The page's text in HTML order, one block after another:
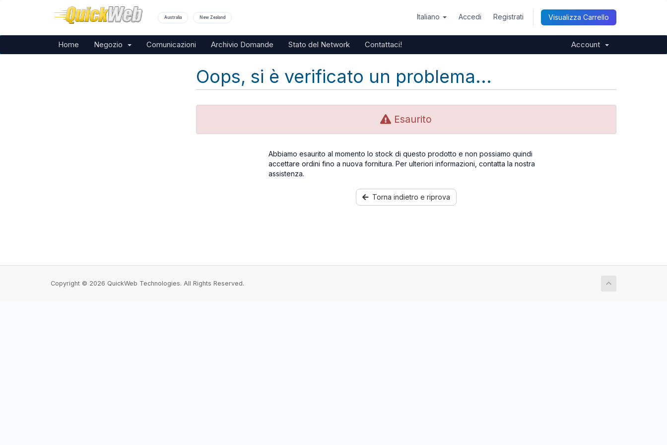
Italiano Accedi Registrati Visualizza Carrello
Australia New Zealand
Home Negozio Comunicazioni Archivio Domande Stato del Network Contattaci! Account
Oops, si è verificato un problema...
Esaurito
Abbiamo esaurito al momento lo stock di questo prodotto e non possiamo quindi
accettare ordini fino a nuova fornitura. Per ulteriori informazioni, contatta la nostra
assistenza.
Torna indietro e riprova
Copyright © 2026 QuickWeb Technologies. All Rights Reserved.